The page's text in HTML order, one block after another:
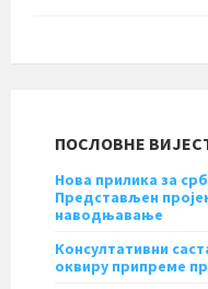
ПОСЛОВНЕ
Нова прилика за
Представљен
наводњавање
Консултативни
оквиру припреме